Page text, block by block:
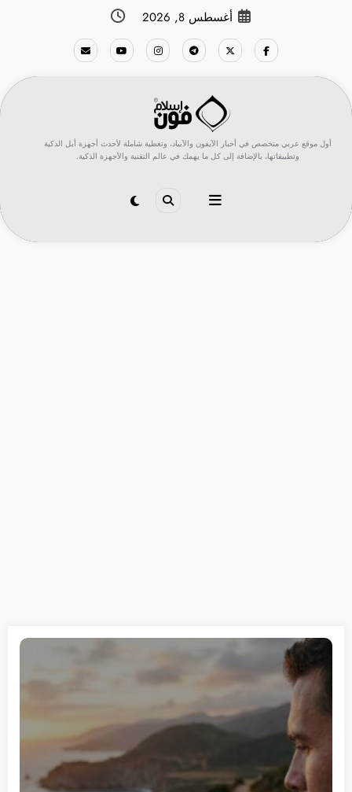
أغسطس 8, 2026
أول موقع عربي متخصص في أخبار الآيفون والآيباد، وتغطية شاملة لأحدث أجهزة أبل الذكية
وتطبيقاتها، بالإضافة إلى كل ما يهمك في عالم التقنية والأجهزة الذكية.